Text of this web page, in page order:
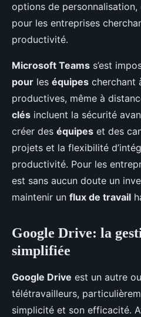
options de personnalisation,
pour les entreprises
productivité.
Microsoft Teams s’est
pour les équipes cherchant
productives, même à
clés incluent la sécurité
créer des équipes et des
projets et la flexibilité
productivité. Pour les
est sans aucun doute un
maintenir un flux de travail
Google Drive: la
simplifiée
Google Drive est un autre
télétravailleurs,
simplicité et son efficacité.